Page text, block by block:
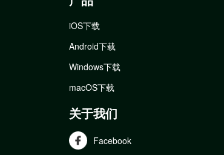
iOS下载
Android下载
Windows下载
macOS下载
关于我们
Facebook